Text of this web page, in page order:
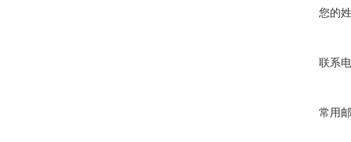
您的
联系
常用